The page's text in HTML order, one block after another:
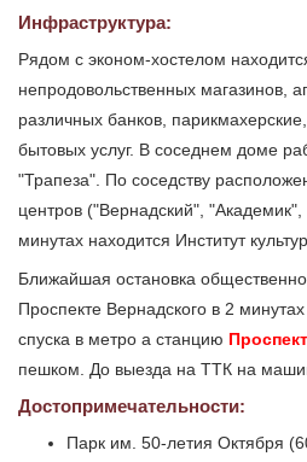
Инфраструктура:
Рядом с эконом-хостелом
непродовольственных магазинов,
различных банков,
бытовых услуг. В соседнем доме
"Трапеза". По соседству
центров ("Вернадский",
минутах находится Институт
Ближайшая остановка
Проспекте Вернадского в 2
спуска в метро а станцию
пешком. До выезда на ТТК на
Достопримечательности:
Парк им. 50-летия Октября